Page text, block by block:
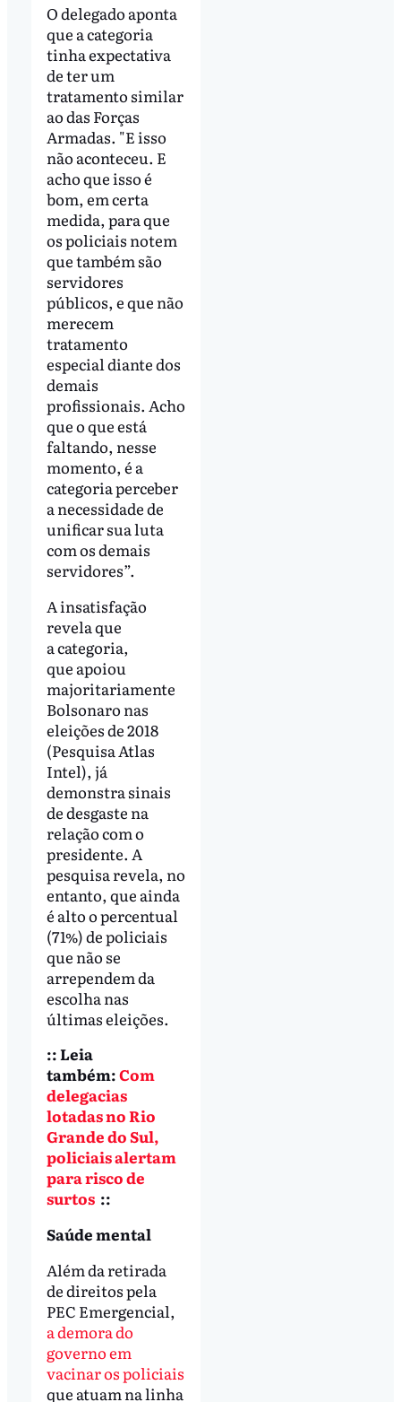
O delegado aponta
que a categoria
tinha expectativa
de ter um
tratamento similar
ao das Forças
Armadas. "E isso
não aconteceu. E
acho que isso é
bom, em certa
medida, para que
os policiais notem
que também são
servidores
públicos, e que não
merecem
tratamento
especial diante dos
demais
profissionais. Acho
que o que está
faltando, nesse
momento, é a
categoria perceber
a necessidade de
unificar sua luta
com os demais
servidores”.
A insatisfação
revela que
a categoria,
que apoiou
majoritariamente
Bolsonaro nas
eleições de 2018
(Pesquisa Atlas
Intel), já
demonstra sinais
de desgaste na
relação com o
presidente. A
pesquisa revela, no
entanto, que ainda
é alto o percentual
(71%) de policiais
que não se
arrependem da
escolha nas
últimas eleições.
:: Leia
também:Com
delegacias
lotadas no Rio
Grande do Sul,
policiais alertam
para risco de
surtos ::
Saúde mental
Além da retirada
de direitos pela
PEC Emergencial,
a demora do
governo em
vacinar os policiais
que atuam na linha